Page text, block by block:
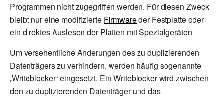
Programmen nicht zugegriffen werden. Für diesen Zweck
bleibt nur eine modifizierte Firmwareder Festplatte oder
ein direktes Auslesen der Platten mit Spezialgeräten.
Um versehentliche Änderungen des zu duplizierenden
Datenträgers zu verhindern, werden häufig sogenannte
„Writeblocker“ eingesetzt. Ein Writeblocker wird zwischen
den zu duplizierenden Datenträger und das